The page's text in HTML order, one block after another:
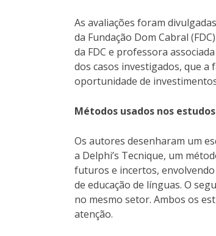
As avaliações foram
da Fundação Dom Cabral
da FDC e professora
dos casos investigados, que a
oportunidade de
Métodos usados nos estudos
Os autores desenharam um
a Delphi’s Tecnique, um
futuros e incertos,
de educação de línguas. O
no mesmo setor. Ambos os
atenção.